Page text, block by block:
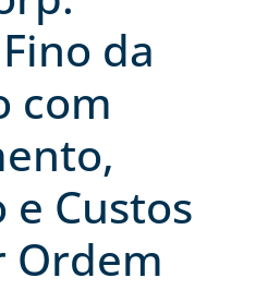
da
com
e Custos
Ordem